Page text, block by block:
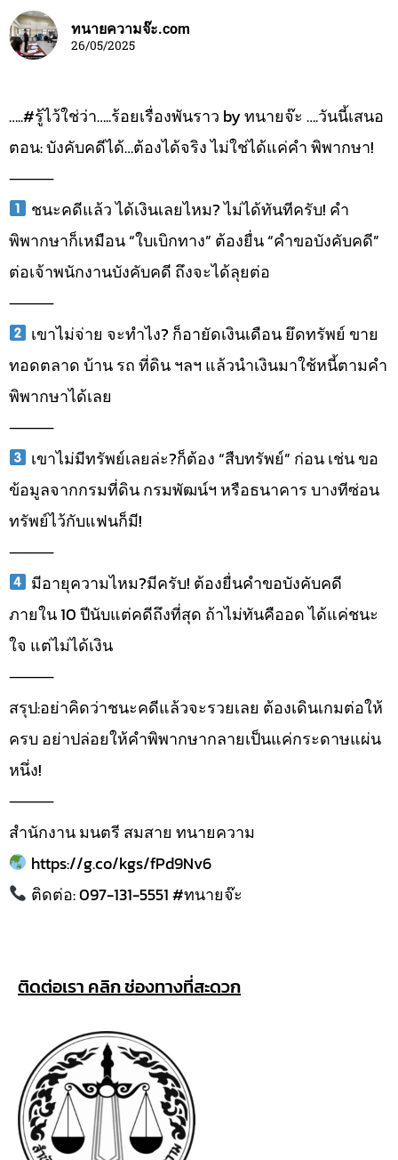
ทนายความจ๊ะ.com
26/05/2025
…..#รู้ไว้ใช่ว่า…..ร้อยเรื่องพันราว by ทนายจ๊ะ ….วันนี้เสนอ
ตอน: บังคับคดีได้…ต้องได้จริง ไม่ใช่ได้แค่คำ พิพากษา!
⸻
ชนะคดีแล้ว ได้เงินเลยไหม? ไม่ได้ทันทีครับ! คำ
พิพากษาก็เหมือน “ใบเบิกทาง” ต้องยื่น “คำขอบังคับคดี”
ต่อเจ้าพนักงานบังคับคดี ถึงจะได้ลุยต่อ
⸻
เขาไม่จ่าย จะทำไง? ก็อายัดเงินเดือน ยึดทรัพย์ ขาย
ทอดตลาด บ้าน รถ ที่ดิน ฯลฯ แล้วนำเงินมาใช้หนี้ตามคำ
พิพากษาได้เลย
⸻
เขาไม่มีทรัพย์เลยล่ะ?ก็ต้อง “สืบทรัพย์” ก่อน เช่น ขอ
ข้อมูลจากกรมที่ดิน กรมพัฒน์ฯ หรือธนาคาร บางทีซ่อน
ทรัพย์ไว้กับแฟนก็มี!
⸻
มีอายุความไหม?มีครับ! ต้องยื่นคำขอบังคับคดี
ภายใน 10 ปีนับแต่คดีถึงที่สุด ถ้าไม่ทันคืออด ได้แค่ชนะ
ใจ แต่ไม่ได้เงิน
⸻
สรุป:อย่าคิดว่าชนะคดีแล้วจะรวยเลย ต้องเดินเกมต่อให้
ครบ อย่าปล่อยให้คำพิพากษากลายเป็นแค่กระดาษแผ่น
หนึ่ง!
⸻
สำนักงาน มนตรี สมสาย ทนายความ
https://g.co/kgs/fPd9Nv6
ติดต่อ: 097-131-5551 #ทนายจ๊ะ
ติดต่อเรา คลิก ช่องทางที่สะดวก